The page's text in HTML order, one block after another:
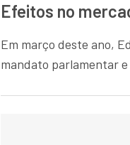
Efeitos no
Em março deste ano,
mandato parlamentar